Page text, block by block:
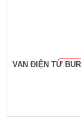
VAN ĐIỆN TỪ